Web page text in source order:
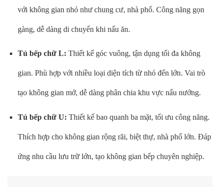
với không gian nhỏ như chung cư, nhà phố. Công năng gọn
gàng, dễ dàng di chuyển khi nấu ăn.
Tủ bếp chữ L: Thiết kế góc vuông, tận dụng tối đa không
gian. Phù hợp với nhiều loại diện tích từ nhỏ đến lớn. Vai trò
tạo không gian mở, dễ dàng phân chia khu vực nấu nướng.
Tủ bếp chữ U: Thiết kế bao quanh ba mặt, tối ưu công năng.
Thích hợp cho không gian rộng rãi, biệt thự, nhà phố lớn. Đáp
ứng nhu cầu lưu trữ lớn, tạo không gian bếp chuyên nghiệp.